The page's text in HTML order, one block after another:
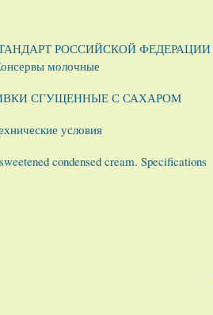
РОССИЙСКОЙ ФЕДЕРАЦИИ
молочные
СГУЩЕННЫЕ С САХАРОМ
условия
condensed cream. Specifications